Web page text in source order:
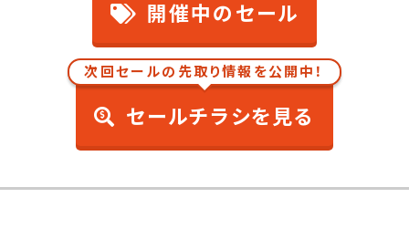
開催中のセール
次回セールの先取り情報を公開中！
セールチラシを見る